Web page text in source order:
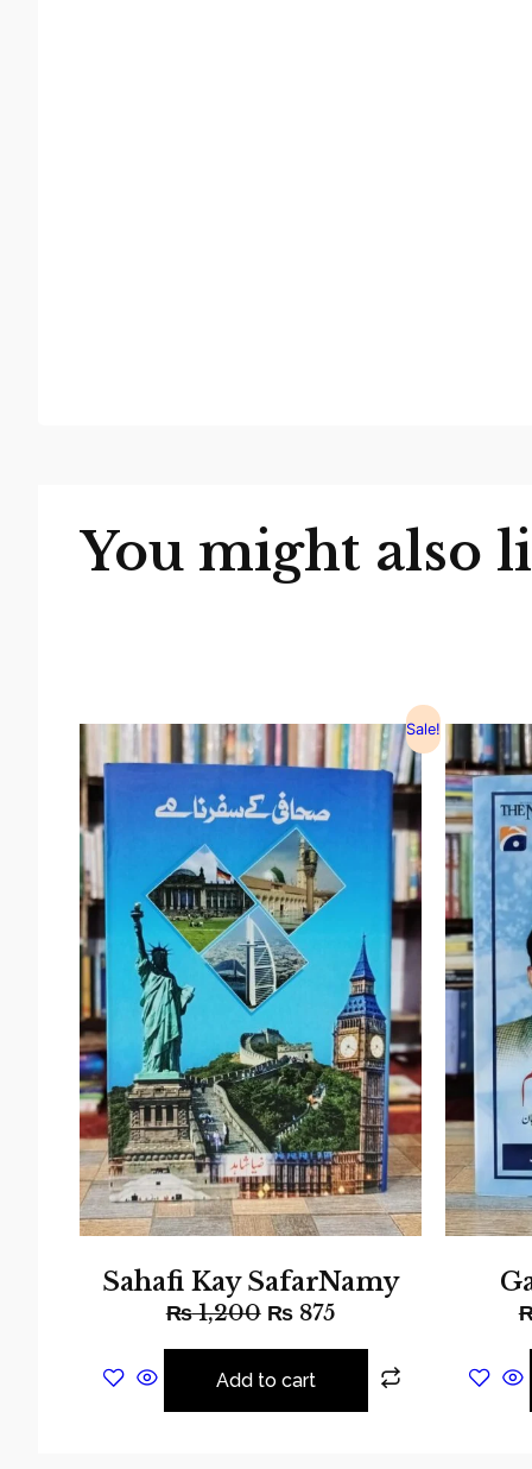
You might also
Sale!
Sahafi Kay SafarNamy
₨1,200 ₨875
Add to cart